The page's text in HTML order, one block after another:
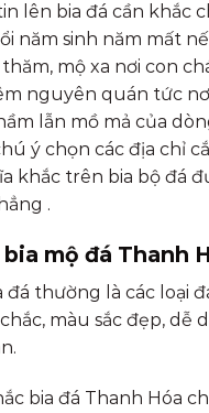
lên bia đá cần khắc
năm sinh năm mất
mộ xa nơi con
nguyên quán tức
lẫn mồ mả của
ý chọn các địa chỉ
khắc trên bia bộ đá
.
mộ đá Thanh
đá thường là các loại
màu sắc đẹp, dễ
bia đá Thanh Hóa